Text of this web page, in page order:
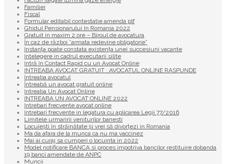
Familiei
Fiscal
Formular editabil contestatie amenda plf
Ghidul Pensionarului In Romania 2022
Gratuit in maxim 2 ore – Biroul de avocatura
În caz de război ”armata redevine obligatorie”
Instanța poate constata existenţa unei succesiuni vacante
Intelegere in cadrul executarii silite
Intră în Contact Rapid cu un Avocat Online
INTREABA AVOCAT GRATUIT : AVOCATUL ONLINE RASPUNDE
Intreaba avocatul
Întreabă un avocat gratuit online
Intreaba Un Avocat Online
INTREABA UN AVOCAT ONLINE 2022
Intrebari frecvente avocat online
Intrebari frecvente in legatura cu aplicarea Legii 77/2016
Limitele urmaririi veniturilor banesti
Locuiești în străinătate și vrei să divorțezi in Romania
Ma da afara de la munca ca nu ma vaccinez
Mai ai curaj sa cumperi o locuinta in 2022
Model notificare BANCA si proces impotriva bancilor restituire dobanda
19 banci amendate de ANPC
Muncii